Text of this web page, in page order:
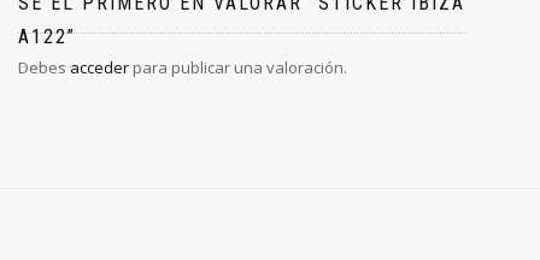
A122”
Debesacceder para publicar una valoración.